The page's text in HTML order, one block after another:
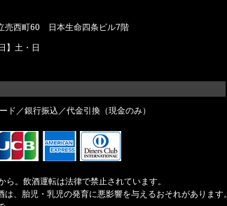
売西町60 日本生命四条ビル7階
】土・日
ド／銀行振込／代金引換（現金のみ）
ら。飲酒運転は法律で禁止されています。
、胎児・乳児の発育に悪影響を与えるおそれがあります。